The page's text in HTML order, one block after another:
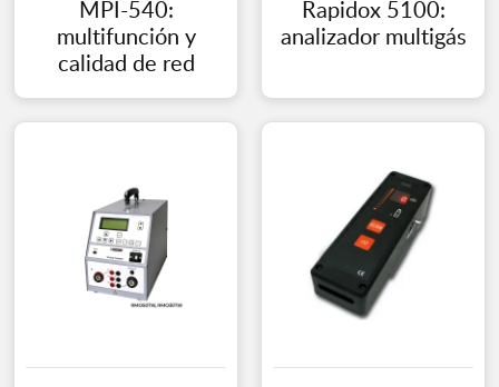
MPI-540:
multifunción y
calidad de red
Rapidox 5100:
analizador multigás